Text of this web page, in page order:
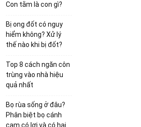
Con tằm là con gì?
Bị ong đốt có nguy
hiểm không? Xử lý
thế nào khi bị đốt?
Top 8 cách ngăn côn
trùng vào nhà hiệu
quả nhất
Bọ rùa sống ở đâu?
Phân biệt bọ cánh
cam có lợi và có hại